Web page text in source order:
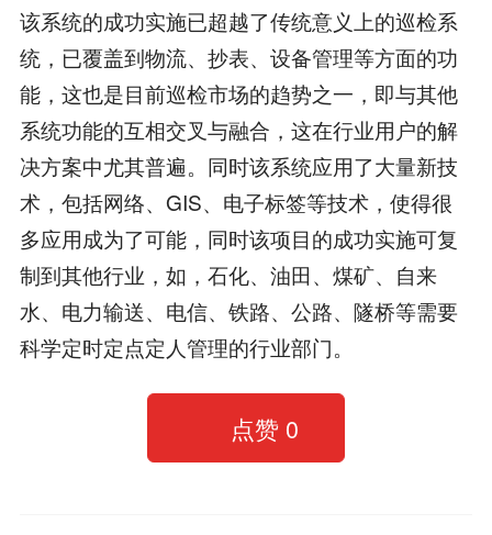
该系统的成功实施已超越了传统意义上的巡检系
统，已覆盖到物流、抄表、设备管理等方面的功
能，这也是目前巡检市场的趋势之一，即与其他
系统功能的互相交叉与融合，这在行业用户的解
决方案中尤其普遍。同时该系统应用了大量新技
术，包括网络、GIS、电子标签等技术，使得很
多应用成为了可能，同时该项目的成功实施可复
制到其他行业，如，石化、油田、煤矿、自来
水、电力输送、电信、铁路、公路、隧桥等需要
科学定时定点定人管理的行业部门。
点赞 0